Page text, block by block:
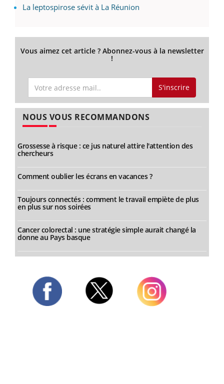
La leptospirose sévit à La Réunion
Vous aimez cet article ? Abonnez-vous à la newsletter
!
S'inscrire
NOUS VOUS RECOMMANDONS
Grossesse à risque : ce jus naturel attire l'attention des
chercheurs
Comment oublier les écrans en vacances ?
Toujours connectés : comment le travail empiète de plus
en plus sur nos soirées
Cancer colorectal : une stratégie simple aurait changé la
donne au Pays basque